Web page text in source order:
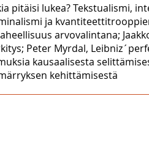
pitäisi lukea? Tekstualismi,
ja
arvovalintana;
Peter Myrdal,
kausaalisesta
kehittämisestä